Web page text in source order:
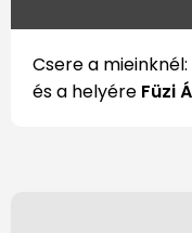
Csere a mieinknél:
és a helyére Füzi